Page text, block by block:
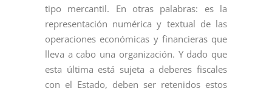
tipo mercantil. En otras palabras: es la
representación numérica y textual de las
operaciones económicas y financieras que
lleva a cabo una organización. Y dado que
esta última está sujeta a deberes fiscales
con el Estado, deben ser retenidos estos